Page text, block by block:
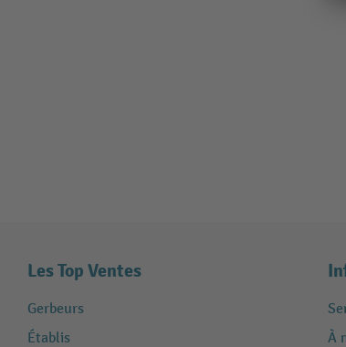
Les Top Ventes
Gerbeurs
Établis
À